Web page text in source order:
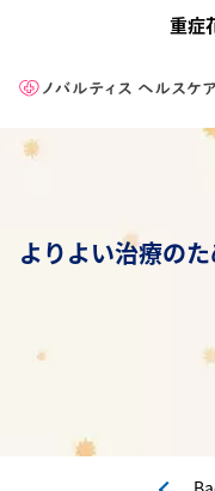
重症
Site Logo
よりよい治療の